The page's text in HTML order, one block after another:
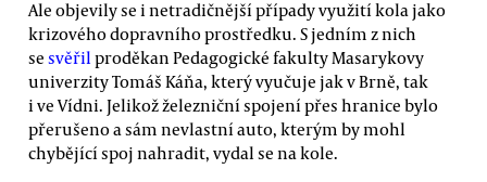
Ale objevily se i netradičnější případy využití kola jako
krizového dopravního prostředku. S jedním z nich
se svěřil proděkan Pedagogické fakulty Masarykovy
univerzity Tomáš Káňa, který vyučuje jak v Brně, tak
i ve Vídni. Jelikož železniční spojení přes hranice bylo
přerušeno a sám nevlastní auto, kterým by mohl
chybějící spoj nahradit, vydal se na kole.